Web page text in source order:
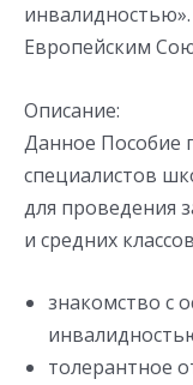
Европейским
Описание:
Данное Пособие
специалистов
для проведения
и средних
знакомство с
толерантное